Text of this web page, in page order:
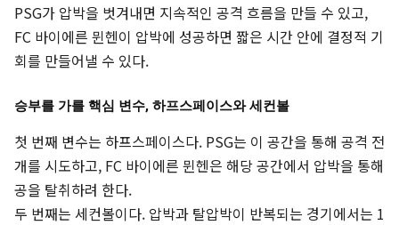
PSG가 압박을 벗겨내면 지속적인 공격 흐름을 만들 수 있고,
FC 바이에른 뮌헨이 압박에 성공하면 짧은 시간 안에 결정적 기
회를 만들어낼 수 있다.
승부를 가를 핵심 변수, 하프스페이스와 세컨볼
첫 번째 변수는 하프스페이스다. PSG는 이 공간을 통해 공격 전
개를 시도하고, FC 바이에른 뮌헨은 해당 공간에서 압박을 통해
공을 탈취하려 한다.
두 번째는 세컨볼이다. 압박과 탈압박이 반복되는 경기에서는 1